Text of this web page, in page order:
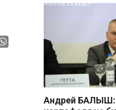
понесли
военных
Россияне
скупают
белорусских
Андрей БАЛЫШ: